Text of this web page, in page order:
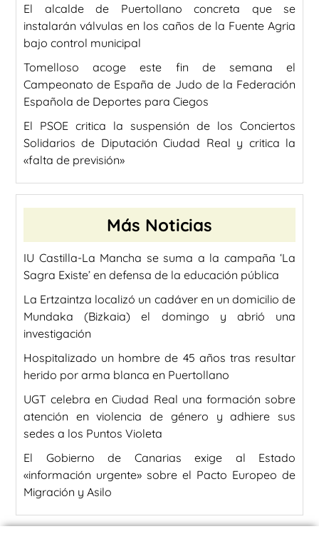
El alcalde de Puertollano concreta que se
instalarán válvulas en los caños de la Fuente Agria
bajo control municipal
Tomelloso acoge este fin de semana el
Campeonato de España de Judo de la Federación
Española de Deportes para Ciegos
El PSOE critica la suspensión de los Conciertos
Solidarios de Diputación Ciudad Real y critica la
«falta de previsión»
Más Noticias
IU Castilla-La Mancha se suma a la campaña ‘La
Sagra Existe’ en defensa de la educación pública
La Ertzaintza localizó un cadáver en un domicilio de
Mundaka (Bizkaia) el domingo y abrió una
investigación
Hospitalizado un hombre de 45 años tras resultar
herido por arma blanca en Puertollano
UGT celebra en Ciudad Real una formación sobre
atención en violencia de género y adhiere sus
sedes a los Puntos Violeta
El Gobierno de Canarias exige al Estado
«información urgente» sobre el Pacto Europeo de
Migración y Asilo